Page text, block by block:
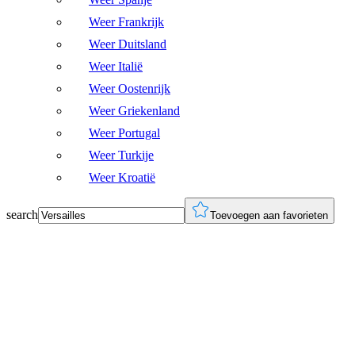
Weer Frankrijk
Weer Duitsland
Weer Italië
Weer Oostenrijk
Weer Griekenland
Weer Portugal
Weer Turkije
Weer Kroatië
search Toevoegen aan favorieten